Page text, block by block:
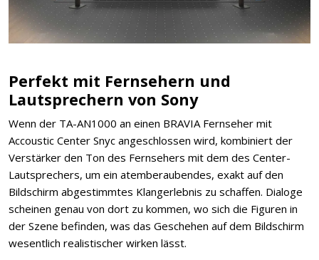
Perfekt mit Fernsehern und
Lautsprechern von Sony
Wenn der TA-AN1000 an einen BRAVIA Fernseher mit
Accoustic Center Snyc angeschlossen wird, kombiniert der
Verstärker den Ton des Fernsehers mit dem des Center-
Lautsprechers, um ein atemberaubendes, exakt auf den
Bildschirm abgestimmtes Klangerlebnis zu schaffen. Dialoge
scheinen genau von dort zu kommen, wo sich die Figuren in
der Szene befinden, was das Geschehen auf dem Bildschirm
wesentlich realistischer wirken lässt.